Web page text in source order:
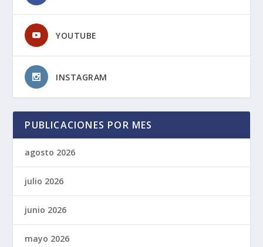
YOUTUBE
INSTAGRAM
PUBLICACIONES POR MES
agosto 2026
julio 2026
junio 2026
mayo 2026